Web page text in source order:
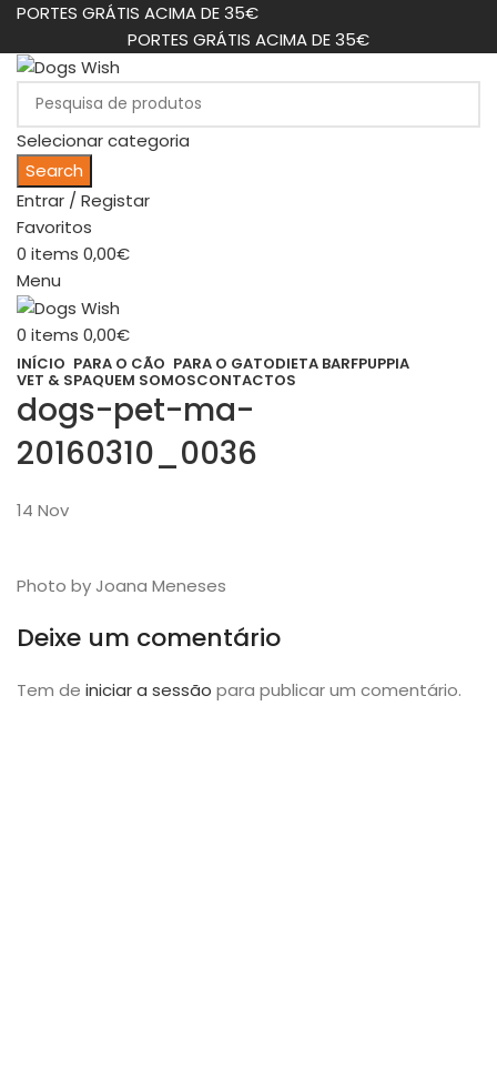
PORTES GRÁTIS ACIMA DE 35€
PORTES GRÁTIS ACIMA DE 35€
Selecionar categoria
Search
Entrar / Registar
Favoritos
0 items 0,00€
Menu
0 items 0,00€
INÍCIO PARA O CÃO PARA O GATODIETA BARFPUPPIA
VET & SPAQUEM SOMOSCONTACTOS
dogs-pet-ma-
20160310_0036
14 Nov
Photo by Joana Meneses
Deixe um comentário
Tem de iniciar a sessão para publicar um comentário.